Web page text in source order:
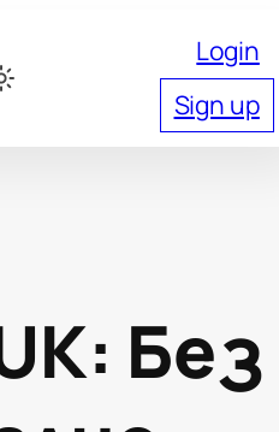
Login
Sign up
Без